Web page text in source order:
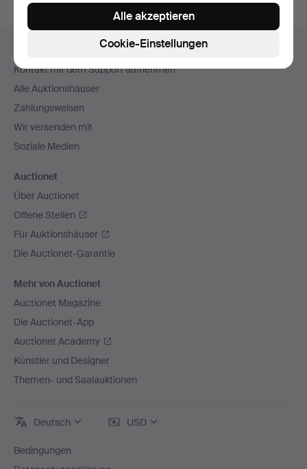
Fußzeilen-
Navigation
Kontakt mit dem Support aufnehmen
Alle Auktionshäuser
Zahlungsweisen
Wir versenden mit
Soziale Medien
Auctionet
Über Auctionet
Offene Stellen
Für Auktionshäuser
Die Auctionet-Garantie
Mehr von Auctionet
Auctionet Magazine
Die Auctionet-App
Auctionet Academy
Künstler und Designer
Themen- und Saalauktionen
Deutsch USD
Bedingungen
Cookie-Einstellungen
Alle akzeptieren